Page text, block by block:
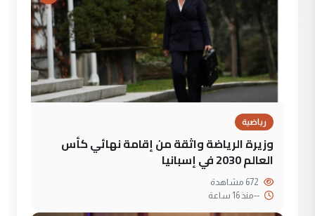
رياضية
وزيرة الرياضة واثقة من إقامة نهائي كأس
العالم 2030 في إسبانيا
--منذ 16 ساعة